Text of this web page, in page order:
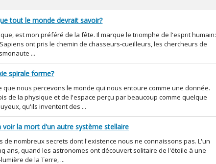
tout le monde devrait savoir?
est mon préféré de la fête. Il marque le triomphe de l'esprit humain:
ont pris le chemin de chasseurs-cueilleurs, les chercheurs de
...
spirale forme?
que nous percevons le monde qui nous entoure comme une donnée.
de la physique et de l'espace perçu par beaucoup comme quelque
qu'ils inventent des ...
la mort d'un autre système stellaire
de nombreux secrets dont l'existence nous ne connaissons pas. L'un
ans, quand les astronomes ont découvert solitaire de l'étoile à une
de la Terre, ...